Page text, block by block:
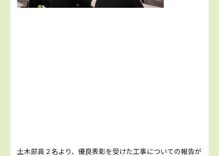
土木部員２名より、優良表彰を受けた工事についての報告が